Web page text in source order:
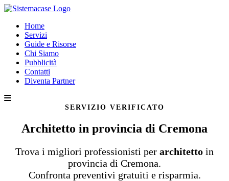
Home
Servizi
Guide e Risorse
Chi Siamo
Pubblicità
Contatti
Diventa Partner
SERVIZIO VERIFICATO
Architetto in provincia di Cremona
Trova i migliori professionisti per architetto in
provincia di Cremona.
Confronta preventivi gratuiti e risparmia.